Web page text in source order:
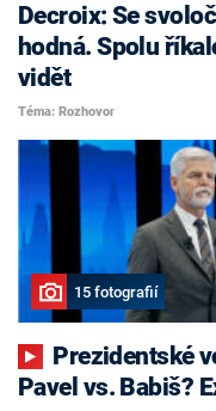
Decroix: Se
hodná. Spolu
vidět
Téma: Rozhovor
15 fotografií
Pavel vs. Babiš?